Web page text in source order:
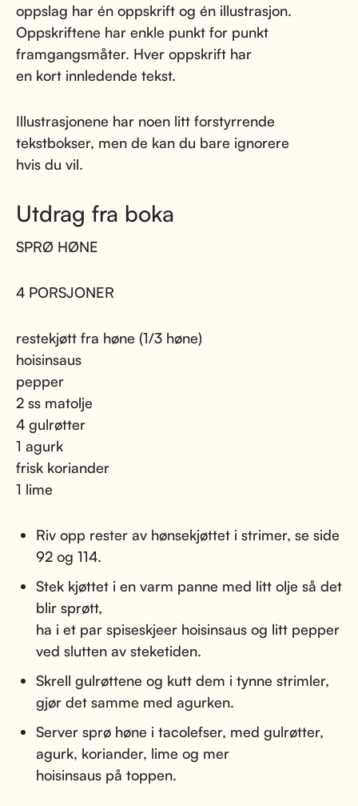
oppslag har én oppskrift og én illustrasjon.
Oppskriftene har enkle punkt for punkt
framgangsmåter. Hver oppskrift har
en kort innledende tekst.
Illustrasjonene har noen litt forstyrrende
tekstbokser, men de kan du bare ignorere
hvis du vil.
Utdrag fra boka
SPRØ HØNE
4 PORSJONER
restekjøtt fra høne (1/3 høne)
hoisinsaus
pepper
2 ss matolje
4 gulrøtter
1 agurk
frisk koriander
1 lime
Riv opp rester av hønsekjøttet i strimer, se side
92 og 114.
Stek kjøttet i en varm panne med litt olje så det
blir sprøtt,
ha i et par spiseskjeer hoisinsaus og litt pepper
ved slutten av steketiden.
Skrell gulrøttene og kutt dem i tynne strimler,
gjør det samme med agurken.
Server sprø høne i tacolefser, med gulrøtter,
agurk, koriander, lime og mer
hoisinsaus på toppen.